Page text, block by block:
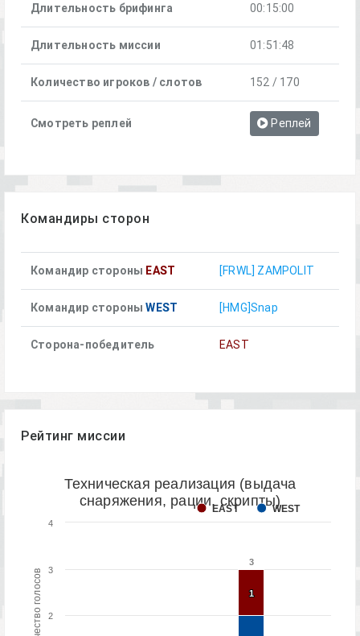
Длительность брифинга 00:15:00
Длительность миссии 01:51:48
Количество игроков / слотов 152 / 170
Смотреть реплей Реплей
Командиры сторон
Командир стороны EAST [FRWL] ZAMPOLIT
Командир стороныWEST [HMG]Snap
Сторона-победитель EAST
Рейтинг миссии
Количество голосов
Техническая реализация (выдача
снаряжения, рации, скрипты)
3
3
1
1
EAST WEST
2
3
4